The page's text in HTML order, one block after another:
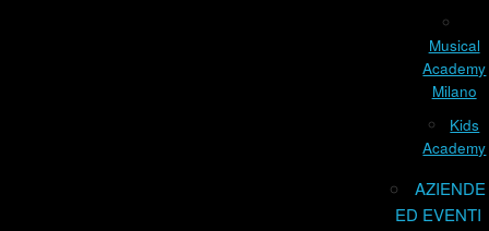
Musical
Academy
Milano
Kids
Academy
AZIENDE
ED EVENTI